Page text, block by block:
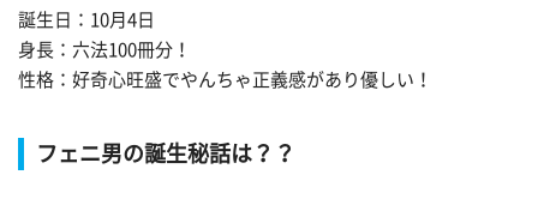
誕生日：10月4日
身長：六法100冊分！
性格：好奇心旺盛でやんちゃ正義感があり優しい！
フェニ男の誕生秘話は？？